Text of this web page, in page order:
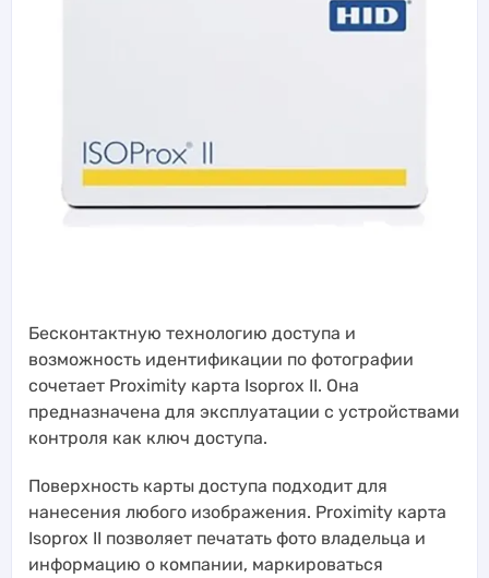
Бесконтактную технологию доступа и
возможность идентификации по фотографии
сочетает Proximity карта Isoprox II. Она
предназначена для эксплуатации с устройствами
контроля как ключ доступа.
Поверхность карты доступа подходит для
нанесения любого изображения. Proximity карта
Isoprox II позволяет печатать фото владельца и
информацию о компании, маркироваться